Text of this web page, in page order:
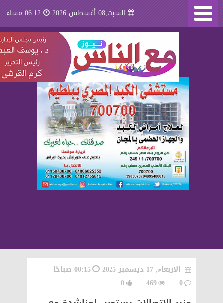
السبت,08 أغسطس 2026 06:12 مساء
الاربعاء, 17 ديسمبر 2025
00:15 صباحًا
0
469
0